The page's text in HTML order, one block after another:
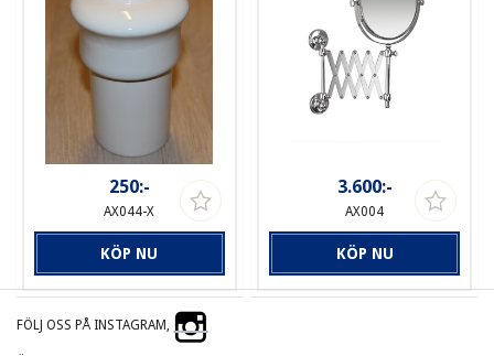
250:-
AX044-X
KÖP NU
3.600:-
AX004
KÖP NU
FÖLJ OSS PÅ INSTAGRAM,